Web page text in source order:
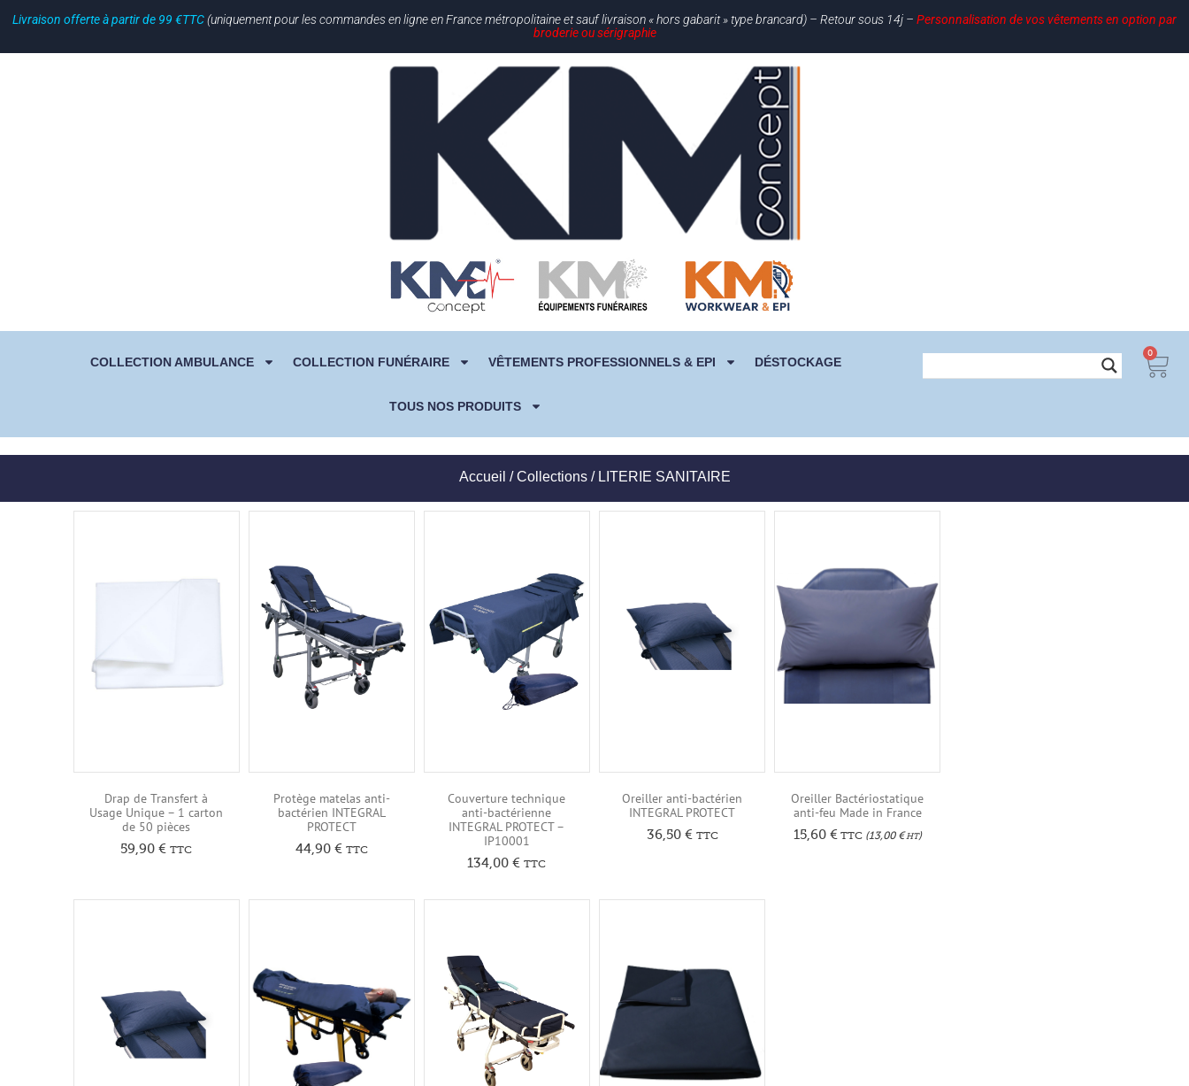
Livraison offerte à partir de 99 €TTC(uniquement pour les commandes en ligne en France métropolitaine et sauf livraison « hors gabarit » type brancard) – Retour sous 14j – Personnalisation de vos vêtements en option par
broderie ou sérigraphie
COLLECTION AMBULANCE COLLECTION FUNÉRAIRE VÊTEMENTS PROFESSIONNELS & EPI DÉSTOCKAGE
TOUS NOS PRODUITS
0
Accueil /Collections/ LITERIE SANITAIRE
Drap de Transfert à
Usage Unique – 1 carton
de 50 pièces
59,90€ TTC
Protège matelas anti-
bactérien INTEGRAL
PROTECT
44,90 € TTC
Couverture technique
anti-bactérienne
INTEGRAL PROTECT –
IP10001
134,00€ TTC
Oreiller anti-bactérien
INTEGRAL PROTECT
36,50 € TTC
Oreiller Bactériostatique
anti-feu Made in France
15,60 €TTC(13,00 €HT)